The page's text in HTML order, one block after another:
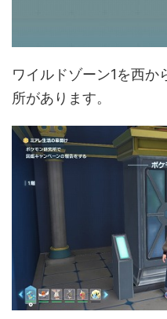
ワイルドゾーン1を西か
所があります。